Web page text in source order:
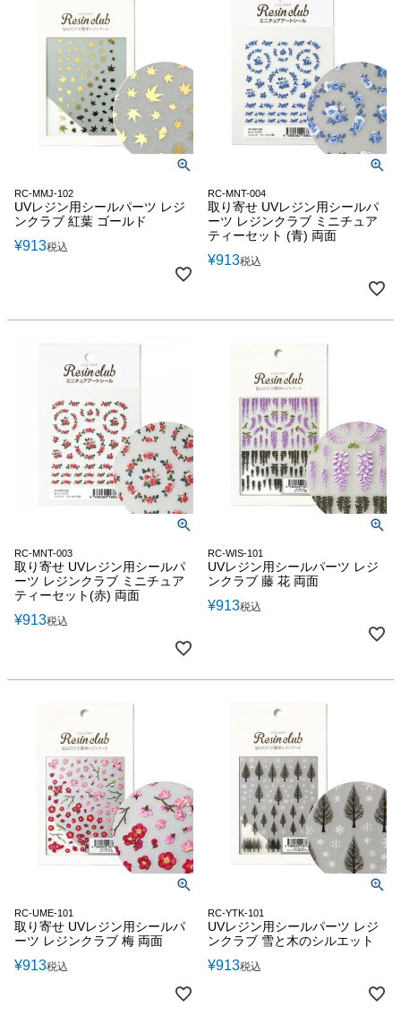
RC-MMJ-102
UVレジン用シールパーツ レジ
ンクラブ 紅葉 ゴールド
¥913税込
RC-MNT-004
取り寄せ UVレジン用シールパ
ーツ レジンクラブ ミニチュア
ティーセット (青) 両面
¥913税込
RC-MNT-003
取り寄せ UVレジン用シールパ
ーツ レジンクラブ ミニチュア
ティーセット(赤) 両面
¥913税込
RC-WIS-101
UVレジン用シールパーツ レジ
ンクラブ 藤 花 両面
¥913税込
RC-UME-101
取り寄せ UVレジン用シールパ
ーツ レジンクラブ 梅 両面
¥913税込
RC-YTK-101
UVレジン用シールパーツ レジ
ンクラブ 雪と木のシルエット
¥913税込